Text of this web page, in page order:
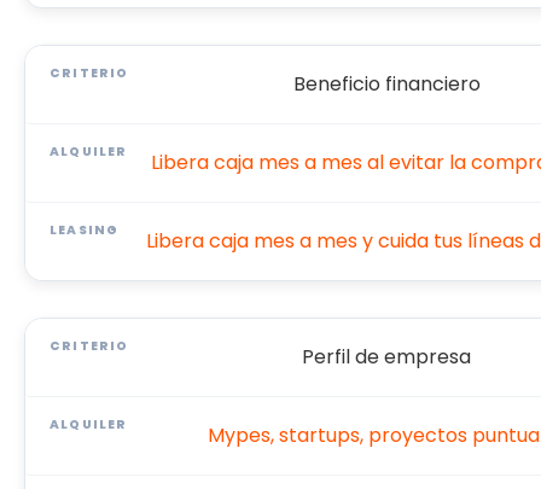
Beneficio financiero
Libera caja mes a mes al evitar la
Libera caja mes a mes y cuida tus líneas
Perfil de empresa
Mypes, startups, proyectos